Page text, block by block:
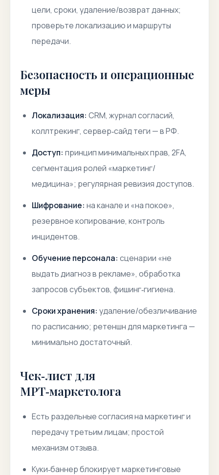
цели, сроки, удаление/возврат данных;
проверьте локализацию и маршруты
передачи.
Безопасность и операционные
меры
Локализация: CRM, журнал согласий,
коллтрекинг, сервер‑сайд теги — в РФ.
Доступ: принцип минимальных прав, 2FA,
сегментация ролей «маркетинг/
медицина»; регулярная ревизия доступов.
Шифрование: на канале и «на покое»,
резервное копирование, контроль
инцидентов.
Обучение персонала: сценарии «не
выдать диагноз в рекламе», обработка
запросов субъектов, фишинг‑гигиена.
Сроки хранения: удаление/обезличивание
по расписанию; ретеншн для маркетинга —
минимально достаточный.
Чек‑лист для
МРТ‑маркетолога
Есть раздельные согласия на маркетинг и
передачу третьим лицам; простой
механизм отзыва.
Куки‑баннер блокирует маркетинговые